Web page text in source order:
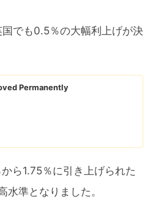
でも0.5％の大幅利上げが決
Permanently
ら1.75％に引き上げられた
準となりました。